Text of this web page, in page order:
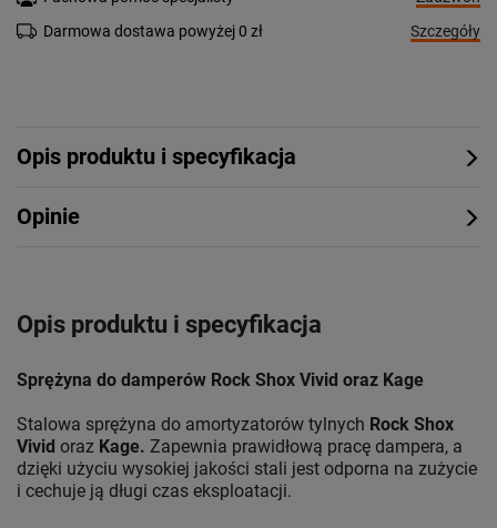
Darmowa dostawa powyżej 0 zł
Szczegóły
Opis produktu i specyfikacja
Opinie
Opis produktu i specyfikacja
Sprężyna do damperów Rock Shox Vivid oraz Kage
Stalowa sprężyna do amortyzatorów tylnych Rock Shox
Vivid oraz Kage. Zapewnia prawidłową pracę dampera, a
dzięki użyciu wysokiej jakości stali jest odporna na zużycie
i cechuje ją długi czas eksploatacji.